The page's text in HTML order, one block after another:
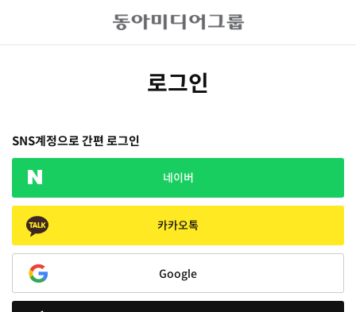
로그인
SNS계정으로 간편 로그인
네이버
카카오톡
Google